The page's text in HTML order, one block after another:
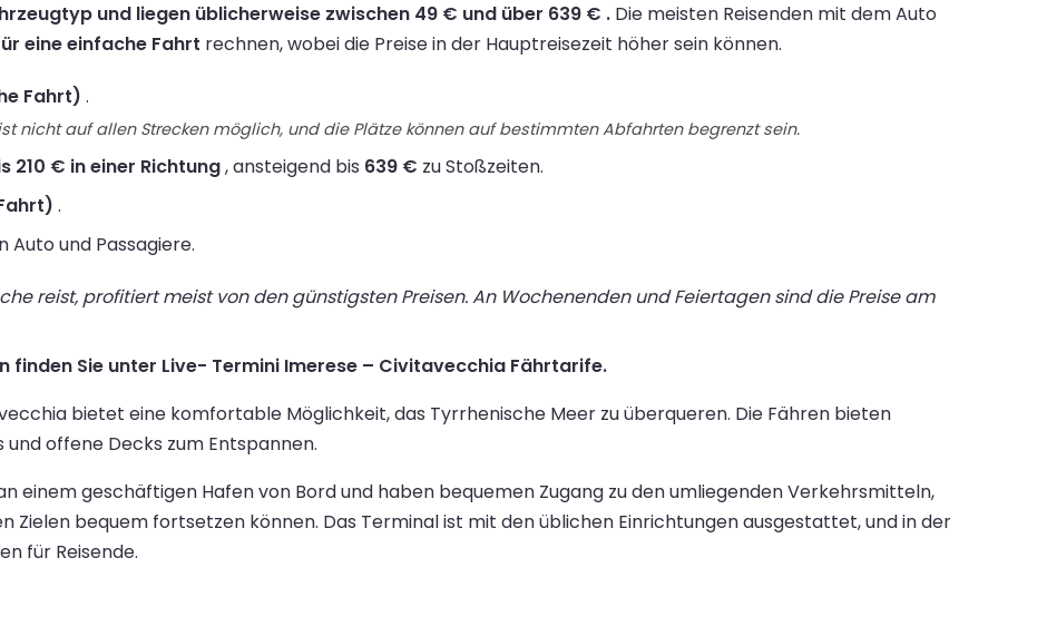
und liegen üblicherweise zwischen 49 € und über 639 € . Die meisten Reisenden mit dem Auto
eine einfache Fahrt rechnen, wobei die Preise in der Hauptreisezeit höher sein können.
Fahrt) .
nicht auf allen Strecken möglich, und die Plätze können auf bestimmten Abfahrten begrenzt sein.
210 € in einer Richtung, ansteigend bis 639 € zu Stoßzeiten.
.
Auto und Passagiere.
reist, profitiert meist von den günstigsten Preisen. An Wochenenden und Feiertagen sind die Preise am
finden Sie unter Live- Termini Imerese – Civitavecchia Fährtarife.
bietet eine komfortable Möglichkeit, das Tyrrhenische Meer zu überqueren. Die Fähren bieten
offene Decks zum Entspannen.
einem geschäftigen Hafen von Bord und haben bequemen Zugang zu den umliegenden Verkehrsmitteln,
Zielen bequem fortsetzen können. Das Terminal ist mit den üblichen Einrichtungen ausgestattet, und in der
für Reisende.